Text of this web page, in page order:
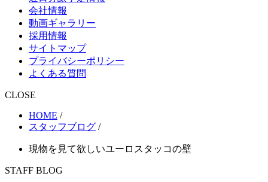
会社情報
動画ギャラリー
採用情報
サイトマップ
プライバシーポリシー
よくある質問
CLOSE
HOME /
スタッフブログ /
現物を見て欲しいユーロスタッコの壁
STAFF BLOG